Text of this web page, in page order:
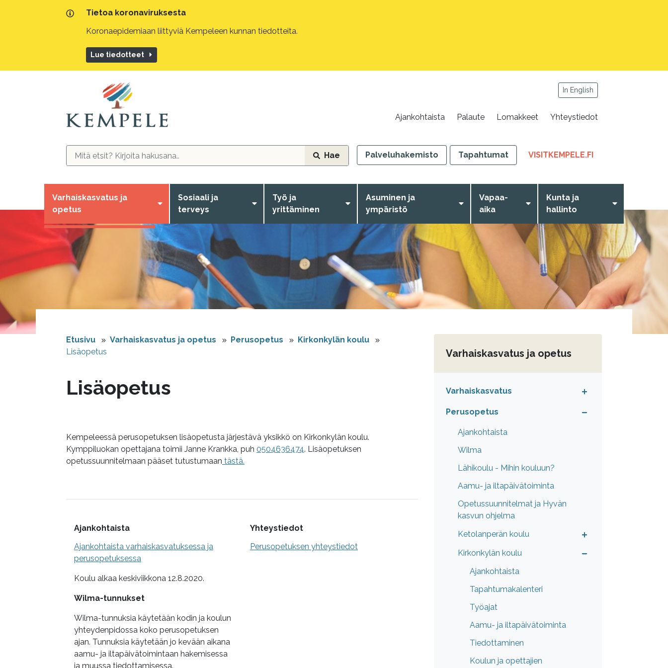
Tietoa koronaviruksesta
Koronaepidemiaan liittyviä Kempeleen kunnan tiedotteita.
Lue tiedotteet
In English
Ajankohtaista Palaute Lomakkeet Yhteystiedot
Hae Palveluhakemisto Tapahtumat VISITKEMPELE.FI,
VÄLILEHTEEN
Varhaiskasvatus ja
opetus
Sosiaali ja
terveys
Työ ja
yrittäminen
Asuminen ja
ympäristö
Vapaa-
aika
Kunta ja
hallinto
Etusivu Varhaiskasvatus ja opetus Perusopetus
Kirkonkylän koulu
Lisäopetus
Lisäopetus
Kempeleessä perusopetuksen lisäopetusta järjestävä yksikkö on Kirkonkylän koulu.
Kymppiluokan opettajana toimii Janne Krankka, puh 0504636474. Lisäopetuksen
opetussuunnitelmaan pääset tutustumaan tästä.
Lisätietoa
Ajankohtaista
Ajankohtaista varhaiskasvatuksessa ja
perusopetuksessa
Koulu alkaa keskiviikkona 12.8.2020.
Wilma-tunnukset
Wilma-tunnuksia käytetään kodin ja koulun
yhteydenpidossa koko perusopetuksen
ajan. Tunnuksia käytetään jo kevään aikana
aamu- ja iltapäivätoimintaan hakemisessa
ja muussa tiedottamisessa.
Yhteystiedot
Perusopetuksen yhteystiedot
Varhaiskasvatus ja opetus
Varhaiskasvatus
Perusopetus
Ajankohtaista
Wilma
Lähikoulu - Mihin kouluun?
Aamu- ja iltapäivätoiminta
Opetussuunnitelmat ja Hyvän
kasvun ohjelma
Ketolanperän koulu
Kirkonkylän koulu
Ajankohtaista
Tapahtumakalenteri
Työajat
Aamu- ja iltapäivätoiminta
Tiedottaminen
Koulun ja opettajien